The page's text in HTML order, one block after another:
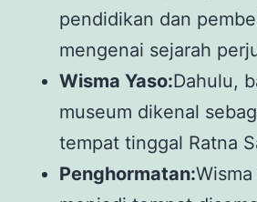
pendidikan dan
mengenai sejarah
Wisma Yaso:Dahulu,
museum dikenal
tempat tinggal Ratna
Penghormatan: